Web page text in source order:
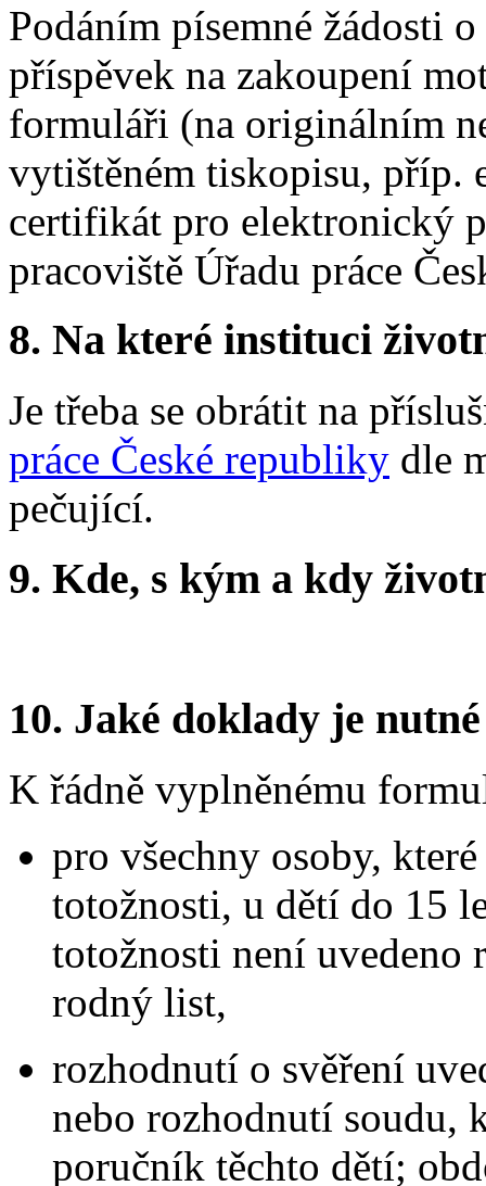
Podáním písemné žádosti
příspěvek na zakoupení
formuláři (na originálním
vytištěném tiskopisu, příp.
certifikát pro elektronický
pracoviště Úřadu práce
8. Na které instituci
Je třeba se obrátit na
práce České republiky dle
pečující.
9. Kde, s kým a kdy
10. Jaké doklady je
K řádně vyplněnému
pro všechny osoby,
totožnosti, u dětí do 15
totožnosti není uvedeno
rodný list,
rozhodnutí o svěření
nebo rozhodnutí soudu,
poručník těchto dětí;